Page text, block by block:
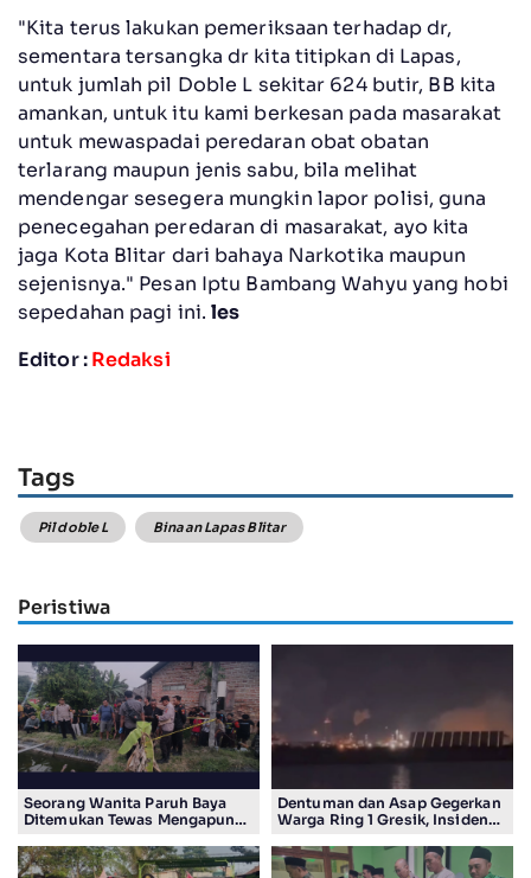
"Kita terus lakukan pemeriksaan terhadap dr,
sementara tersangka dr kita titipkan di Lapas,
untuk jumlah pil Doble L sekitar 624 butir, BB kita
amankan, untuk itu kami berkesan pada masarakat
untuk mewaspadai peredaran obat obatan
terlarang maupun jenis sabu, bila melihat
mendengar sesegera mungkin lapor polisi, guna
penecegahan peredaran di masarakat, ayo kita
jaga Kota Blitar dari bahaya Narkotika maupun
sejenisnya." Pesan Iptu Bambang Wahyu yang hobi
sepedahan pagi ini.les
Editor :Redaksi
Tags
Pil doble L Binaan Lapas Blitar
Peristiwa
Seorang Wanita Paruh Baya
Ditemukan Tewas Mengapung
Dentuman dan Asap Gegerkan
Warga Ring 1 Gresik, Insiden
Smelting